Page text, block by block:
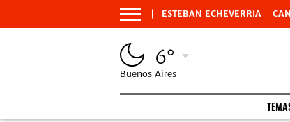
ESTEBAN ECHEVERRIA
6°
Buenos Aires